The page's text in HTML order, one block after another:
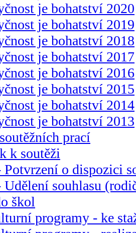
je bohatství 2020
je bohatství 2019
je bohatství 2018
je bohatství 2017
je bohatství 2016
je bohatství 2015
je bohatství 2014
je bohatství 2013
prací
k soutěži
Potvrzení o dispozici
Udělení souhlasu
škol
programy - ke